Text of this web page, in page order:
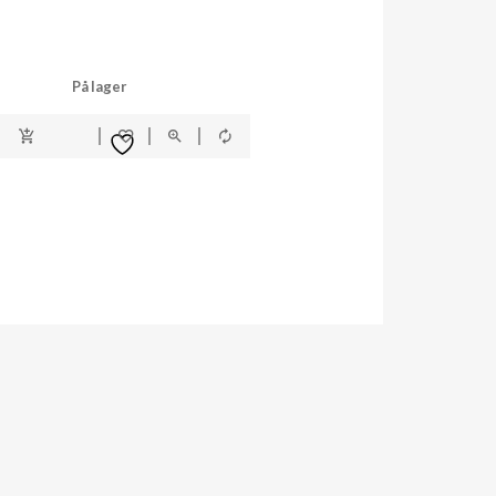
På lager